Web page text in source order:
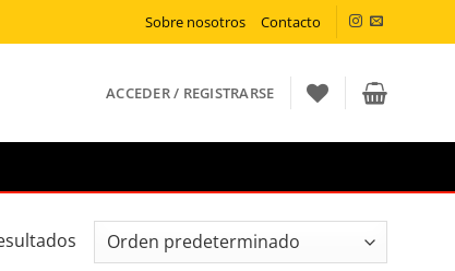
Sobre nosotros Contacto
ACCEDER / REGISTRARSE